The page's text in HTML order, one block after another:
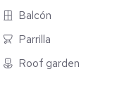
Vigilancia 24/7, Control
AMENIDADES:
BICIPARK, YOGA
RED LOUNGE, GYM,
Balcón
Parrilla
Roof garden